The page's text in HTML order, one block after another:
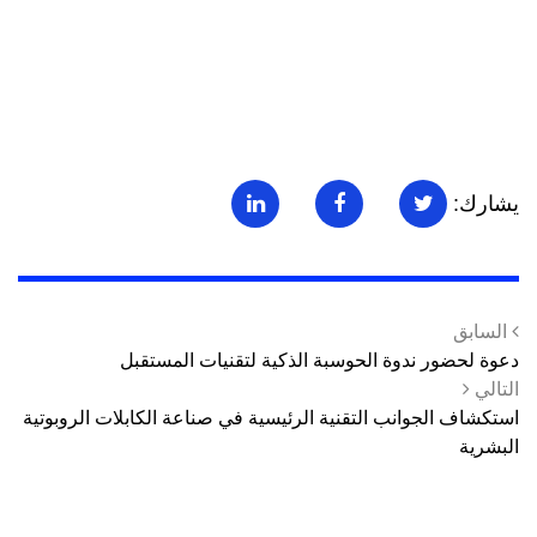
يشارك:
السابق
دعوة لحضور ندوة الحوسبة الذكية لتقنيات المستقبل
التالي
استكشاف الجوانب التقنية الرئيسية في صناعة الكابلات الروبوتية
البشرية